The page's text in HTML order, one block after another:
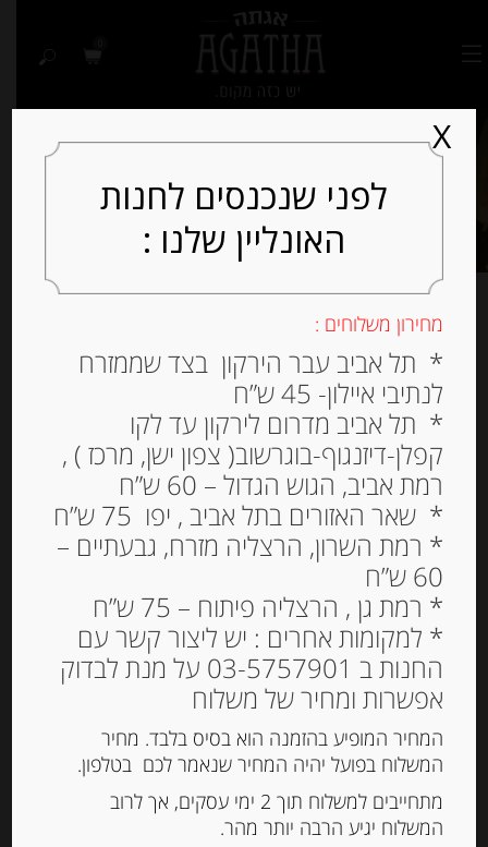
נקניקים
ניתן להזמין נקניקי איכות מיושנים, כבושים או
מבושלים, בסגנון ספרדי או איטלקי, צ׳וריסוס, סוגי
סלמי , פרושוטו , קופה, גואנצ’לה, פאנצ’טה ועוד.
לברור המלאי כרגע, נא להזמין בטלפון 03-
למיין לפי פופולריות
לפני שנכנסים לחנות
האונליין שלנו :
מחירון משלוחים :
* תל אביב עבר הירקון בצד שממזרח
לנתיבי איילון- 45 ש”ח
* תל אביב מדרום לירקון עד לקו
קפלן-דיזנגוף-בוגרשוב( צפון ישן, מרכז ) ,
רמת אביב, הגוש הגדול – 60 ש”ח
* שאר האזורים בתל אביב , יפו 75 ש”ח
* רמת השרון, הרצליה מזרח, גבעתיים –
60 ש”ח
* רמת גן , הרצליה פיתוח – 75 ש”ח
* למקומות אחרים : יש ליצור קשר עם
החנות ב 03-5757901 על מנת לבדוק
אפשרות ומחיר של משלוח
המחיר המופיע בהזמנה הוא בסיס בלבד. מחיר
המשלוח בפועל יהיה המחיר שנאמר לכם בטלפון.
מתחייבים למשלוח תוך 2 ימי עסקים, אך לרוב
המשלוח יגיע הרבה יותר מהר.
X